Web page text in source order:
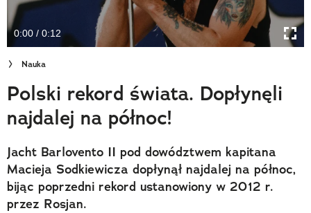
Newsletter
Cuda Polski
Wielki Konkurs Fotograficzny
Trendbook Podróżniczy
Polecane
0:00 / 0:12
Nauka
Polski rekord świata. Dopłynęli
najdalej na północ!
Jacht Barlovento II pod dowództwem kapitana
Macieja Sodkiewicza dopłynął najdalej na północ,
bijąc poprzedni rekord ustanowiony w 2012 r.
przez Rosjan.